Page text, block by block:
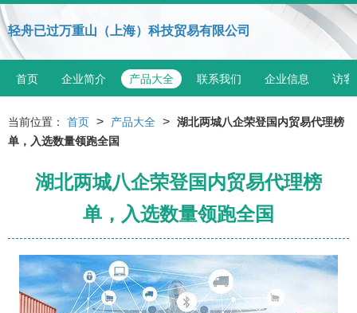
轻舟已过万重山（上海）科技贸易有限公司
首页 企业简介 产品大全 联系我们 企业信息 访客
当前位置： 首页 > 产品大全 > 湖北两城八企荣登国内贸易代理榜
单，入选数量领跑全国
湖北两城八企荣登国内贸易代理榜
单，入选数量领跑全国